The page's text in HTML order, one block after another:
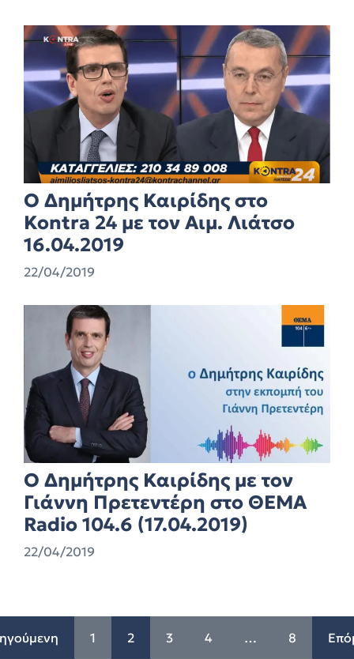
Ο Δημήτρης Καιρίδης στο
Kontra 24 με τον Αιμ. Λιάτσο
16.04.2019
22/04/2019
O Δημήτρης Καιρίδης με τον
Γιάννη Πρετεντέρη στο ΘΕΜΑ
Radio 104.6 (17.04.2019)
22/04/2019
1 2 3 4 … 8